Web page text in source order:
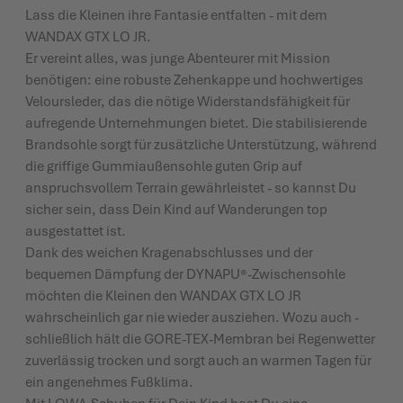
Lass die Kleinen ihre Fantasie entfalten - mit dem
WANDAX GTX LO JR.
Er vereint alles, was junge Abenteurer mit Mission
benötigen: eine robuste Zehenkappe und hochwertiges
Veloursleder, das die nötige Widerstandsfähigkeit für
aufregende Unternehmungen bietet. Die stabilisierende
Brandsohle sorgt für zusätzliche Unterstützung, während
die griffige Gummiaußensohle guten Grip auf
anspruchsvollem Terrain gewährleistet - so kannst Du
sicher sein, dass Dein Kind auf Wanderungen top
ausgestattet ist.
Dank des weichen Kragenabschlusses und der
bequemen Dämpfung der DYNAPU®-Zwischensohle
möchten die Kleinen den WANDAX GTX LO JR
wahrscheinlich gar nie wieder ausziehen. Wozu auch -
schließlich hält die GORE-TEX-Membran bei Regenwetter
zuverlässig trocken und sorgt auch an warmen Tagen für
ein angenehmes Fußklima.